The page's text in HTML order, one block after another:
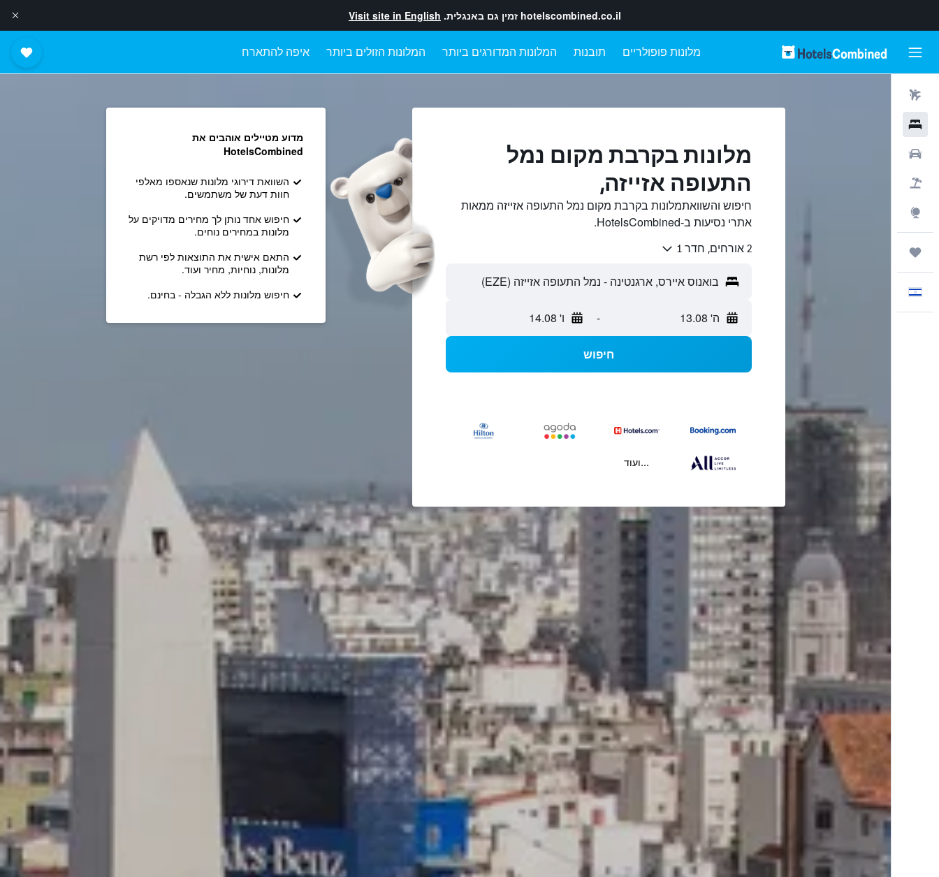
hotelscombined.co.il זמין גם באנגלית. Visit site in English
מלונות פופולריים תובנות המלונות המדורגים ביותר המלונות הזולים ביותר איפה להתארח
מלונות בקרבת מקום נמל
התעופה אזייזה,
חיפוש והשוואתמלונות בקרבת מקום נמל התעופה אזייזה ממאות
אתרי נסיעות ב-HotelsCombined.
2 אורחים, חדר 1
ה' 13.08 - ו' 14.08
חיפוש
...ועוד
מדוע מטיילים אוהבים את
HotelsCombined
השוואת דירוגי מלונות שנאספו מאלפי
חוות דעת של משתמשים.
חיפוש אחד נותן לך מחירים מדויקים על
מלונות במחירים נוחים.
התאם אישית את התוצאות לפי רשת
מלונות, נוחיות, מחיר ועוד.
חיפוש מלונות ללא הגבלה - בחינם.